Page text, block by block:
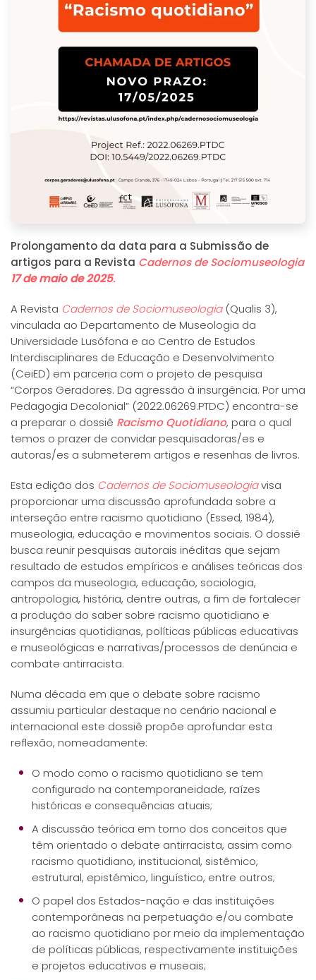
Prolongamento da data para a Submissão de
artigos para a Revista Cadernos de Sociomuseologia
17 de maio de 2025.
A Revista Cadernos de Sociomuseologia (Qualis 3),
vinculada ao Departamento de Museologia da
Universidade Lusófona e ao Centro de Estudos
Interdisciplinares de Educação e Desenvolvimento
(CeiED) em parceria com o projeto de pesquisa
“Corpos Geradores. Da agressão à insurgência. Por uma
Pedagogia Decolonial” (2022.06269.PTDC) encontra-se
a preparar o dossiê Racismo Quotidiano, para o qual
temos o prazer de convidar pesquisadoras/es e
autoras/es a submeterem artigos e resenhas de livros.
Esta edição dos Cadernos de Sociomuseologiavisa
proporcionar uma discussão aprofundada sobre a
interseção entre racismo quotidiano (Essed, 1984),
museologia, educação e movimentos sociais. O dossiê
busca reunir pesquisas autorais inéditas que sejam
resultado de estudos empíricos e análises teóricas dos
campos da museologia, educação, sociologia,
antropologia, história, dentre outras, a fim de fortalecer
a produção do saber sobre racismo quotidiano e
insurgências quotidianas, políticas públicas educativas
e museológicas e narrativas/processos de denúncia e
combate antirracista.
Numa década em que o debate sobre racismo
assumiu particular destaque no cenário nacional e
internacional este dossiê propõe aprofundar esta
reflexão, nomeadamente:
O modo como o racismo quotidiano se tem
configurado na contemporaneidade, raízes
históricas e consequências atuais;
A discussão teórica em torno dos conceitos que
têm orientado o debate antirracista, assim como
racismo quotidiano, institucional, sistêmico,
estrutural, epistémico, linguístico, entre outros;
O papel dos Estados-nação e das instituições
contemporâneas na perpetuação e/ou combate
ao racismo quotidiano por meio da implementação
de políticas públicas, respectivamente instituições
e projetos educativos e museais;